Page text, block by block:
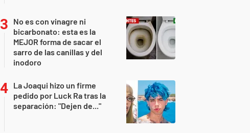
No es con vinagre ni
bicarbonato: esta es la
MEJOR forma de sacar el
sarro de las canillas y del
inodoro
La Joaqui hizo un firme
pedido por Luck Ra tras la
separación: "Dejen de..."